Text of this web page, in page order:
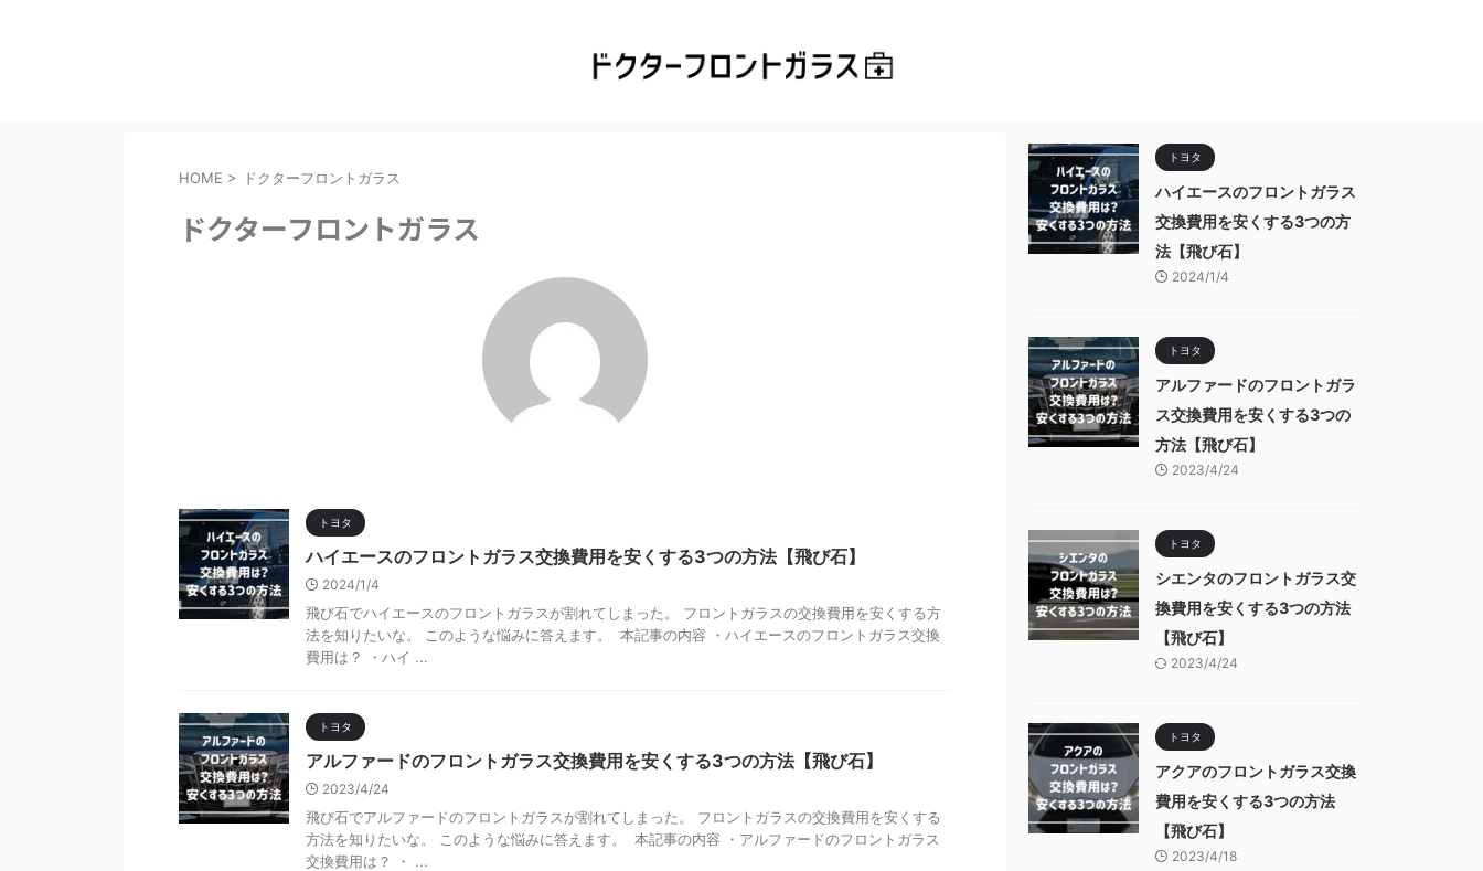
HOME > ドクターフロントガラス
ドクターフロントガラス
トヨタ
ハイエースのフロントガラス交換費用を安くする3つの方法【飛び石】
2024/1/4
飛び石でハイエースのフロントガラスが割れてしまった。 フロントガラスの交換費用を安くする方
法を知りたいな。 このような悩みに答えます。 本記事の内容 ・ハイエースのフロントガラス交換
費用は？ ・ハイ ...
トヨタ
アルファードのフロントガラス交換費用を安くする3つの方法【飛び石】
2023/4/24
飛び石でアルファードのフロントガラスが割れてしまった。 フロントガラスの交換費用を安くする
方法を知りたいな。 このような悩みに答えます。 本記事の内容 ・アルファードのフロントガラス
交換費用は？ ・ ...
トヨタ
ハイエースのフロントガラス
交換費用を安くする3つの方
法【飛び石】
2024/1/4
トヨタ
アルファードのフロントガラ
ス交換費用を安くする3つの
方法【飛び石】
2023/4/24
トヨタ
シエンタのフロントガラス交
換費用を安くする3つの方法
【飛び石】
2023/4/24
トヨタ
アクアのフロントガラス交換
費用を安くする3つの方法
【飛び石】
2023/4/18